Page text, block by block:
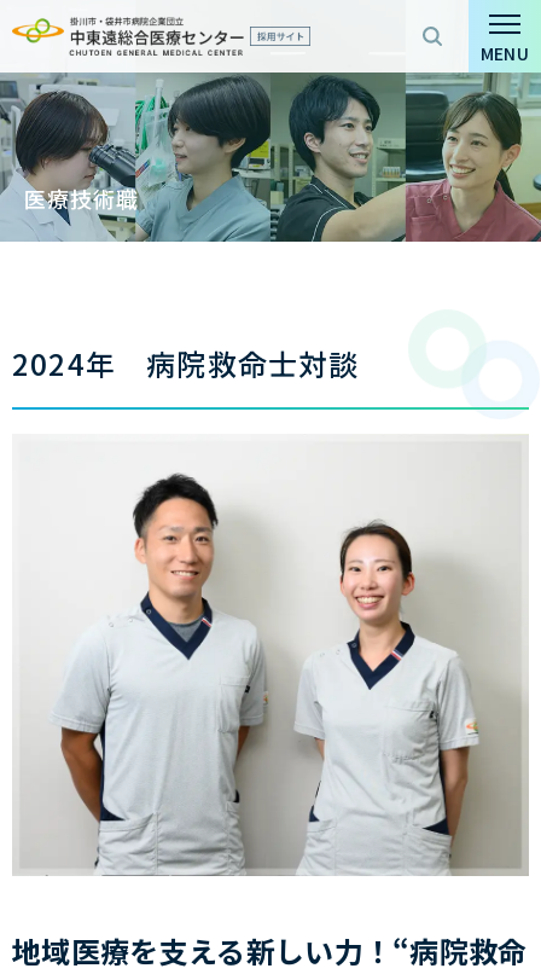
ー
バ
ル
ナ
ョ
へ
カ
ル
ナ
ビ
ン
タ
ー
へ
MENU
医療技術職
2024年 病院救命士対談
地域医療を支える新しい力！ “病院救命